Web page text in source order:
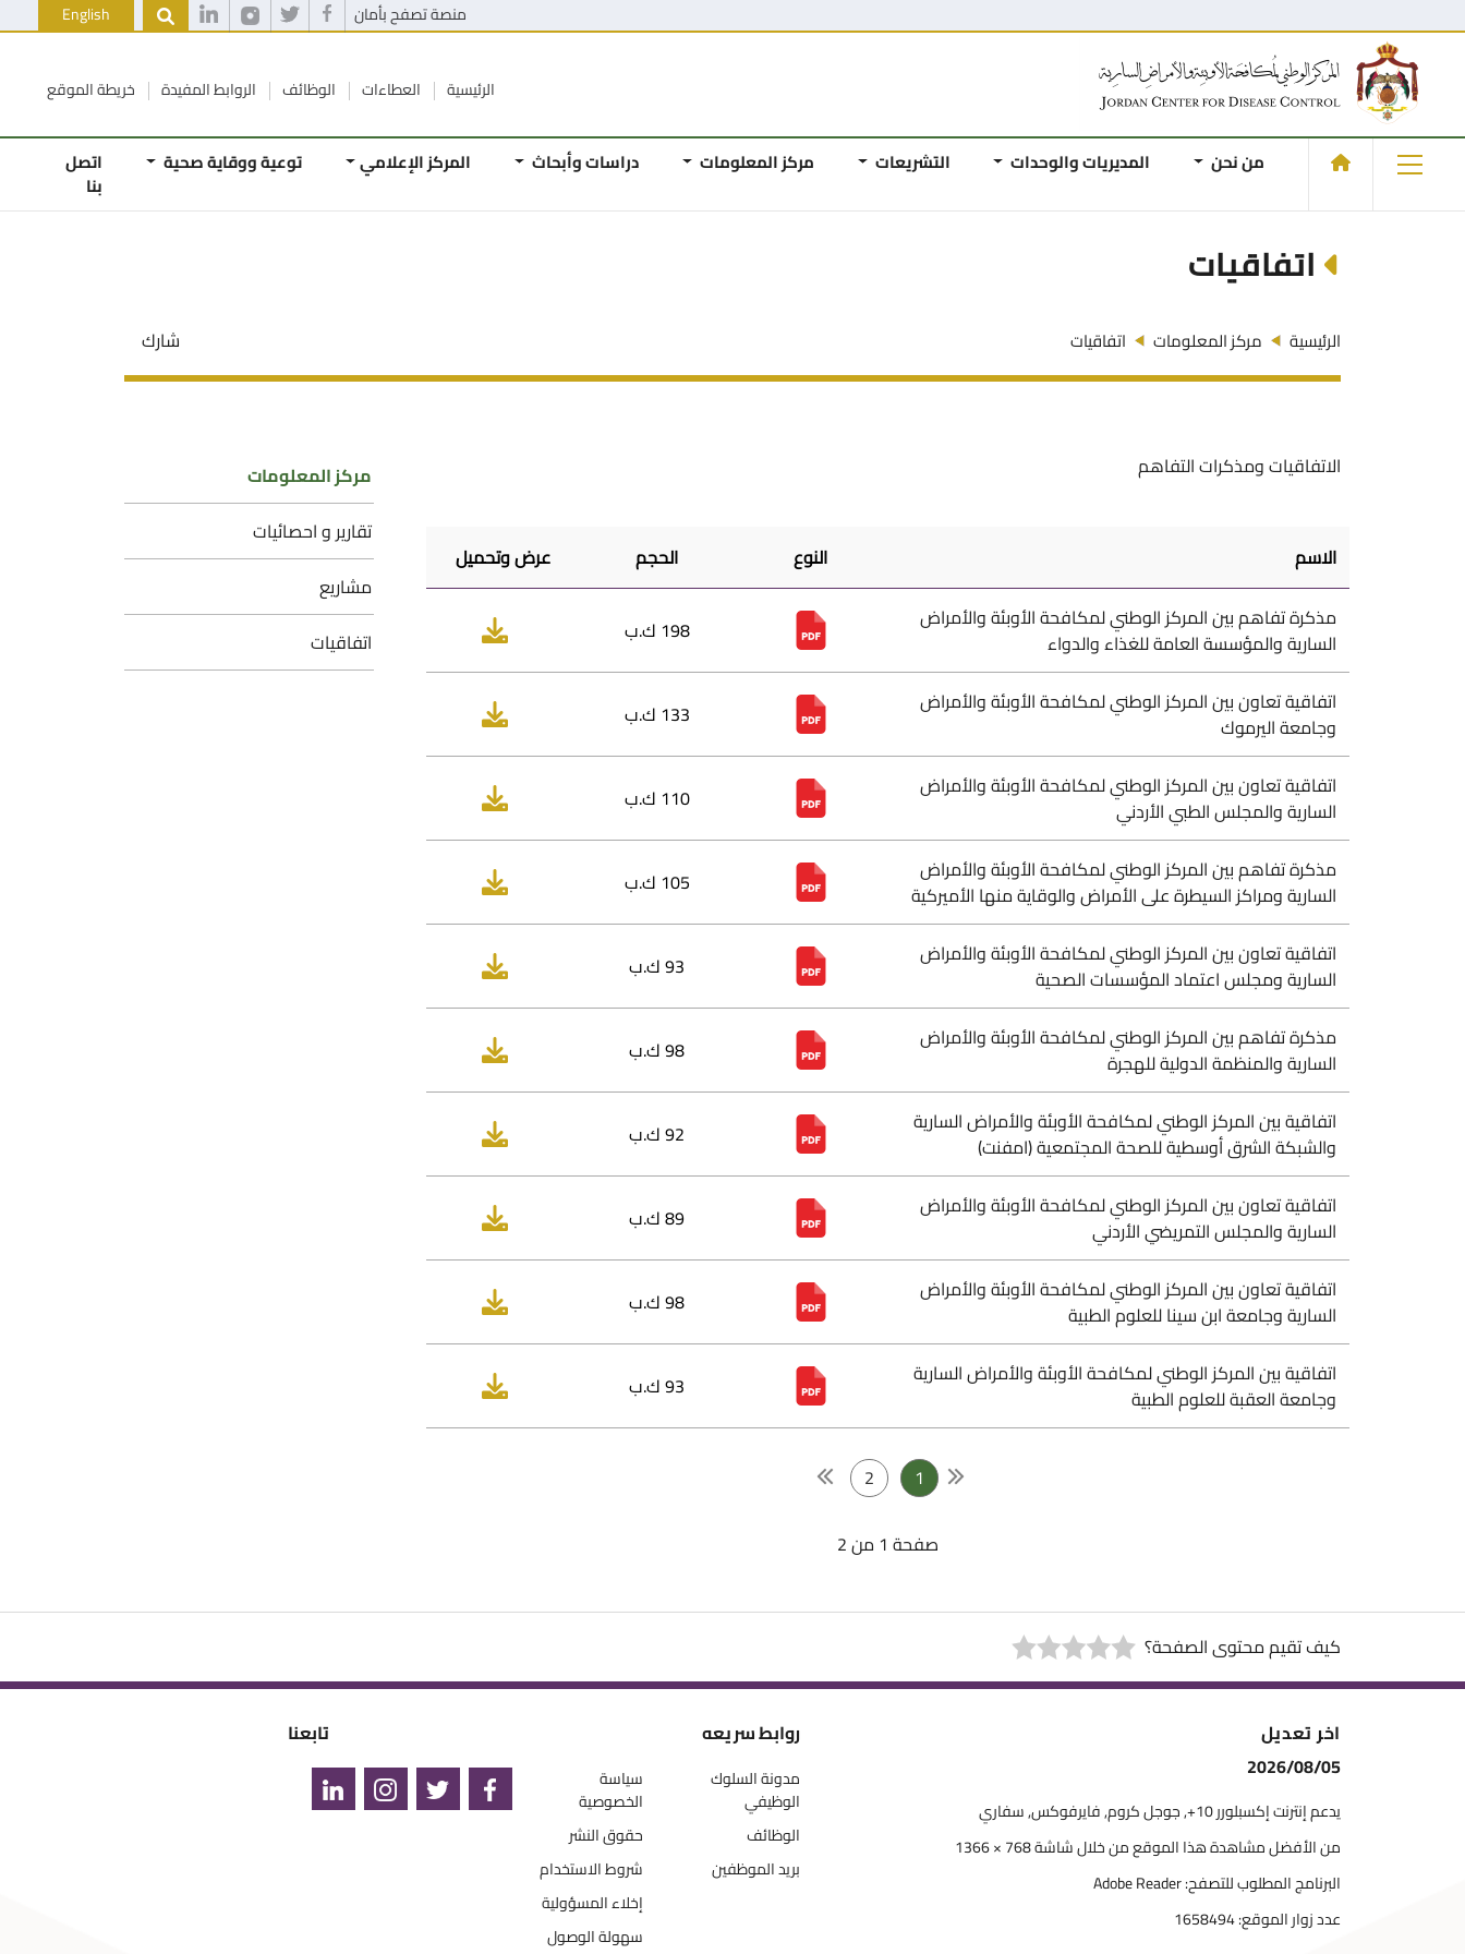
منصة تصفح بأمان English
الرئيسية العطاءات الوظائف الروابط المفيدة خريطة الموقع
من نحن المديريات والوحدات التشريعات مركز المعلومات دراسات وأبحاث المركز الإعلامي توعية ووقاية صحية اتصل
بنا
اتفاقيات
الرئيسية مركز المعلومات اتفاقيات شارك
الاتفاقيات ومذكرات التفاهم
الاسم النوع الحجم
عرض وتحميل
مذكرة تفاهم بين المركز الوطني لمكافحة الأوبئة والأمراض
السارية والمؤسسة العامة للغذاء والدواء
198 ك.ب
اتفاقية تعاون بين المركز الوطني لمكافحة الأوبئة والأمراض
وجامعة اليرموك
133 ك.ب
اتفاقية تعاون بين المركز الوطني لمكافحة الأوبئة والأمراض
السارية والمجلس الطبي الأردني
110 ك.ب
مذكرة تفاهم بين المركز الوطني لمكافحة الأوبئة والأمراض
السارية ومراكز السيطرة على الأمراض والوقاية منها الأميركية
105 ك.ب
اتفاقية تعاون بين المركز الوطني لمكافحة الأوبئة والأمراض
السارية ومجلس اعتماد المؤسسات الصحية
93 ك.ب
مذكرة تفاهم بين المركز الوطني لمكافحة الأوبئة والأمراض
السارية والمنظمة الدولية للهجرة
98 ك.ب
اتفاقية بين المركز الوطني لمكافحة الأوبئة والأمراض السارية
والشبكة الشرق أوسطية للصحة المجتمعية (امفنت)
92 ك.ب
اتفاقية تعاون بين المركز الوطني لمكافحة الأوبئة والأمراض
السارية والمجلس التمريضي الأردني
89 ك.ب
اتفاقية تعاون بين المركز الوطني لمكافحة الأوبئة والأمراض
السارية وجامعة ابن سينا للعلوم الطبية
98 ك.ب
اتفاقية بين المركز الوطني لمكافحة الأوبئة والأمراض السارية
وجامعة العقبة للعلوم الطبية
93 ك.ب
1
2
صفحة 1 من 2
مركز المعلومات
تقارير و احصائيات
مشاريع
اتفاقيات
كيف تقيم محتوى الصفحة؟
اخر تعديل
2026/08/05
يدعم إنترنت إكسبلورر 10+, جوجل كروم, فايرفوكس, سفاري
من الأفضل مشاهدة هذا الموقع من خلال شاشة 768 × 1366
البرنامج المطلوب للتصفح: Adobe Reader
عدد زوار الموقع:1658494
روابط سريعه
مدونة السلوك
الوظيفي
الوظائف
بريد الموظفين
سياسة
الخصوصية
حقوق النشر
شروط الاستخدام
إخلاء المسؤولية
سهولة الوصول
تابعنا